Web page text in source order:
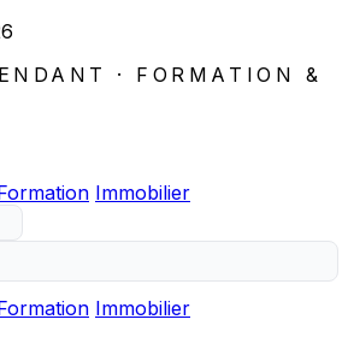
· FORMATION &
Immobilier
Immobilier